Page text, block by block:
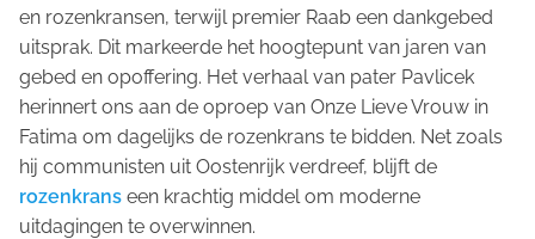
en rozenkransen, terwijl premier Raab een dankgebed
uitsprak. Dit markeerde het hoogtepunt van jaren van
gebed en opoffering. Het verhaal van pater Pavlicek
herinnert ons aan de oproep van Onze Lieve Vrouw in
Fatima om dagelijks de rozenkrans te bidden. Net zoals
hij communisten uit Oostenrijk verdreef, blijft de
rozenkrans een krachtig middel om moderne
uitdagingen te overwinnen.